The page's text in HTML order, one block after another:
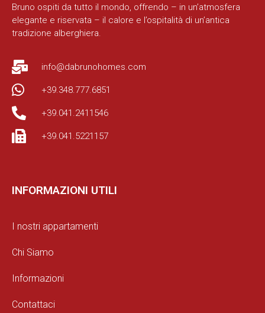
Bruno ospiti da tutto il mondo, offrendo – in un’atmosfera
elegante e riservata – il calore e l’ospitalità di un’antica
tradizione alberghiera.
info@dabrunohomes.com
+39.348.777.6851
+39.041.2411546
+39.041.5221157
INFORMAZIONI UTILI
I nostri appartamenti
Chi Siamo
Informazioni
Contattaci